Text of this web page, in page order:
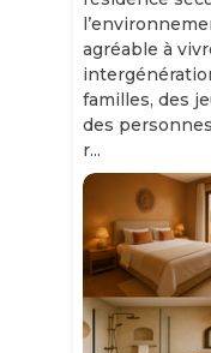
agréable à
familles, des
des
r...
Slide 1 of 11